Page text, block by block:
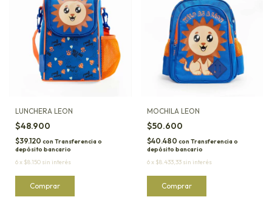
LUNCHERA LEON
$48.900
$39.120 con Transferencia o
depósito bancario
6x $8.150 sin interés
MOCHILA LEON
$50.600
$40.480 con Transferencia o
depósito bancario
6x $8.433,33 sin interés